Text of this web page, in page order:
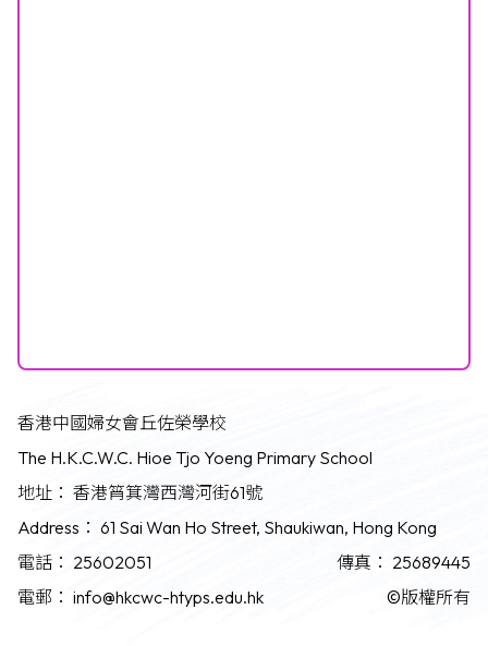
香港中國婦女會丘佐榮學校
The H.K.C.W.C. Hioe Tjo Yoeng Primary School
地址： 香港筲箕灣西灣河街61號
Address： 61 Sai Wan Ho Street, Shaukiwan, Hong Kong
電話： 25602051 傳真： 25689445
電郵： info@hkcwc-htyps.edu.hk ©版權所有